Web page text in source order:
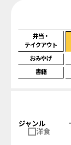
弁当・
テイクアウト
おみやげ
書籍
ジャンル
洋食